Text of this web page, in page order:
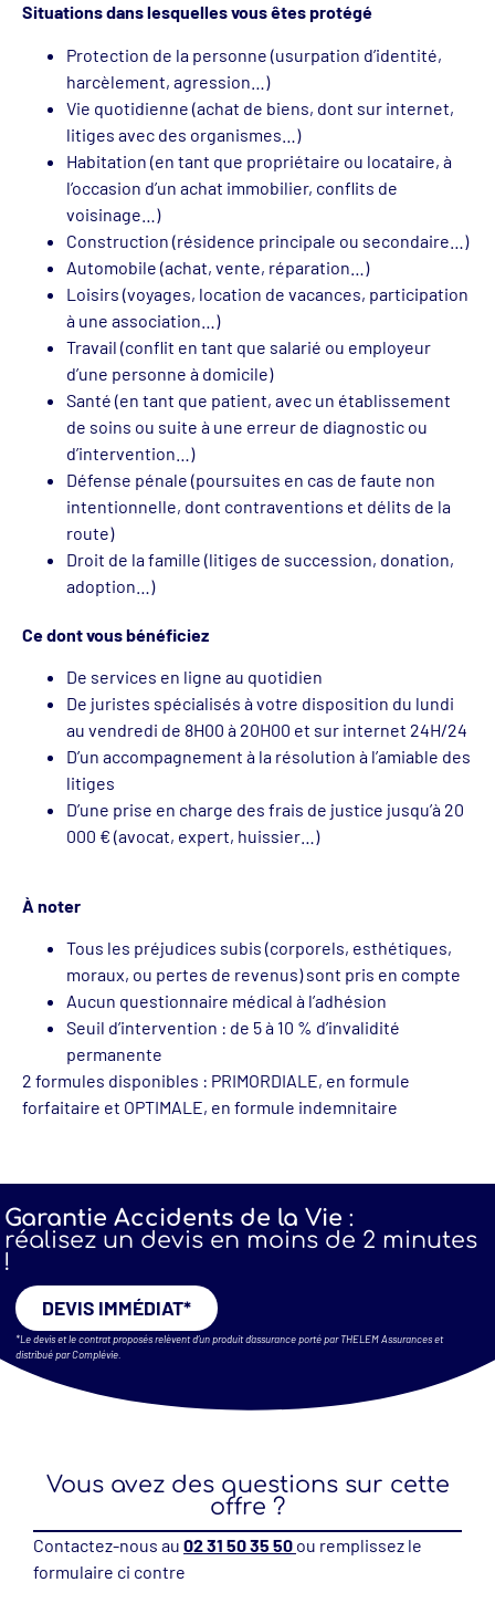
Situations dans lesquelles vous êtes protégé
Protection de la personne (usurpation d’identité,
harcèlement, agression…)
Vie quotidienne (achat de biens, dont sur internet,
litiges avec des organismes…)
Habitation (en tant que propriétaire ou locataire, à
l’occasion d’un achat immobilier, conflits de
voisinage…)
Construction (résidence principale ou secondaire…)
Automobile (achat, vente, réparation…)
Loisirs (voyages, location de vacances, participation
à une association…)
Travail (conflit en tant que salarié ou employeur
d’une personne à domicile)
Santé (en tant que patient, avec un établissement
de soins ou suite à une erreur de diagnostic ou
d’intervention…)
Défense pénale (poursuites en cas de faute non
intentionnelle, dont contraventions et délits de la
route)
Droit de la famille (litiges de succession, donation,
adoption…)
Ce dont vous bénéficiez
De services en ligne au quotidien
De juristes spécialisés à votre disposition du lundi
au vendredi de 8H00 à 20H00 et sur internet 24H/24
D’un accompagnement à la résolution à l’amiable des
litiges
D’une prise en charge des frais de justice jusqu’à 20
000 € (avocat, expert, huissier…)
À noter
Tous les préjudices subis (corporels, esthétiques,
moraux, ou pertes de revenus) sont pris en compte
Aucun questionnaire médical à l’adhésion
Seuil d’intervention : de 5 à 10 % d’invalidité
permanente
2 formules disponibles : PRIMORDIALE, en formule
forfaitaire et OPTIMALE, en formule indemnitaire
Garantie Accidents de la Vie:
réalisez un devis en moins de 2 minutes
!
DEVIS IMMÉDIAT*
*Le devis et le contrat proposés relèvent d’un produit d’assurance porté par THELEM Assurances et
distribué par Complévie.
Vous avez des questions sur cette
offre ?
Contactez-nous au 02 31 50 35 50 ou remplissez le
formulaire ci contre